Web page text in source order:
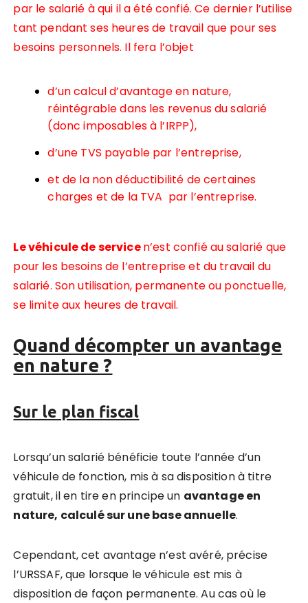
par le salarié à qui il a été confié. Ce dernier l’utilise
tant pendant ses heures de travail que pour ses
besoins personnels. Il fera l’objet
d’un calcul d’avantage en nature,
réintégrable dans les revenus du salarié
(donc imposables à l’IRPP),
d’une TVS payable par l’entreprise,
et de la non déductibilité de certaines
charges et de la TVA par l’entreprise.
Le véhicule de servicen’est confié au salarié que
pour les besoins de l’entreprise et du travail du
salarié. Son utilisation, permanente ou ponctuelle,
se limite aux heures de travail.
Quand décompter un avantage
en nature ?
Sur le plan fiscal
Lorsqu’un salarié bénéficie toute l’année d’un
véhicule de fonction, mis à sa disposition à titre
gratuit, il en tire en principe un avantage en
nature, calculé sur une base annuelle.
Cependant, cet avantage n’est avéré, précise
l’URSSAF, que lorsque le véhicule est mis à
disposition de façon permanente. Au cas où le